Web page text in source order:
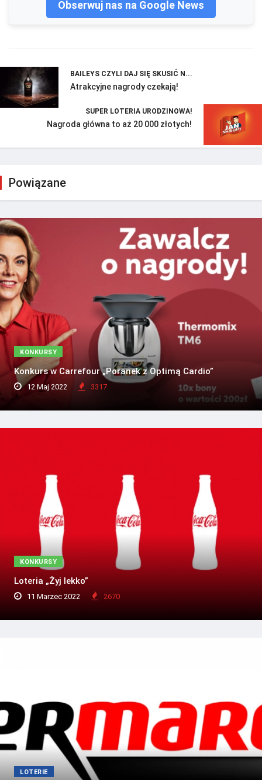
Obserwuj nas na Google News
BAILEYS CZYLI DAJ SIĘ SKUSIĆ N...
Atrakcyjne nagrody czekają!
SUPER LOTERIA URODZINOWA!
Nagroda główna to aż 20 000 złotych!
Powiązane
KONKURSY
Konkurs w Carrefour „Poranek z Optimą Cardio”
12 Maj 2022 3317
KONKURSY
Loteria „Żyj lekko”
11 Marzec 2022 2670
LOTERIE